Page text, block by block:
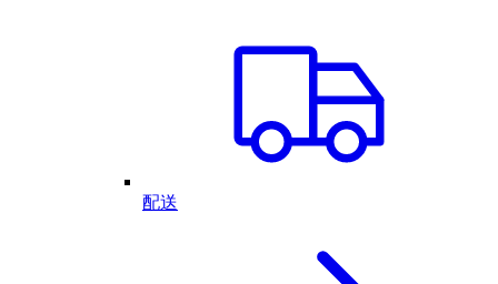
配送